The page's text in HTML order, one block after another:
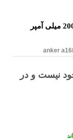
پاوربانک 30 وات انکر مدل A1681 ظرفیت 20000 میلی آمپر
anker
نیست و در